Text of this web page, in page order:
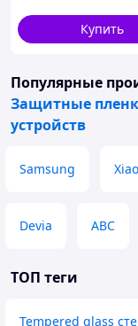
Купить
Популярные
Защитные
устройств
Samsung
Devia ABC
ТОП теги
Tempered glass